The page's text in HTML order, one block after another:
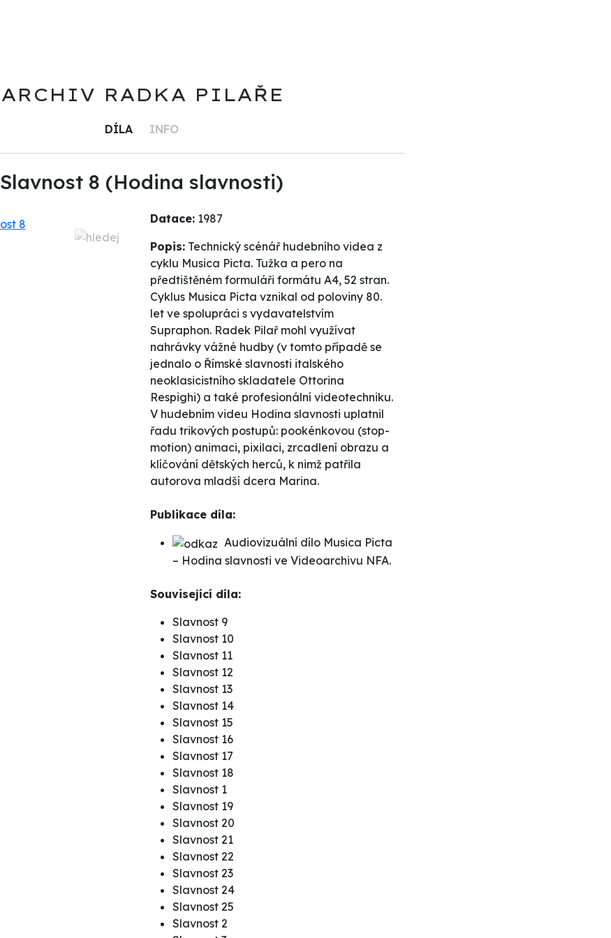
ARCHIV RADKA PILAŘE
DÍLA INFO
Slavnost 8 (Hodina slavnosti)
Datace: 1987
Popis: Technický scénář hudebního videa z
cyklu Musica Picta. Tužka a pero na
předtištěném formuláři formátu A4, 52 stran.
Cyklus Musica Picta vznikal od poloviny 80.
let ve spolupráci s vydavatelstvím
Supraphon. Radek Pilař mohl využívat
nahrávky vážné hudby (v tomto případě se
jednalo o Římské slavnosti italského
neoklasicistního skladatele Ottorina
Respighi) a také profesionální videotechniku.
V hudebním videu Hodina slavnosti uplatnil
řadu trikových postupů: pookénkovou (stop-
motion) animaci, pixilaci, zrcadlení obrazu a
klíčování dětských herců, k nimž patřila
autorova mladší dcera Marina.
Publikace díla:
Audiovizuální dílo Musica Picta
– Hodina slavnosti ve Videoarchivu NFA.
Související díla:
Slavnost 9
Slavnost 10
Slavnost 11
Slavnost 12
Slavnost 13
Slavnost 14
Slavnost 15
Slavnost 16
Slavnost 17
Slavnost 18
Slavnost 1
Slavnost 19
Slavnost 20
Slavnost 21
Slavnost 22
Slavnost 23
Slavnost 24
Slavnost 25
Slavnost 2